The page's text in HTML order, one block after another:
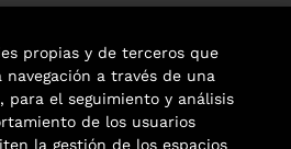
propias y de terceros que
a través de una
para el seguimiento y análisis
de los usuarios
la gestión de los espacios